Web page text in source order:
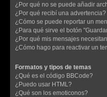
¿Por qué no se puede añadir
¿Por qué recibí una advertencia?
¿Cómo se puede reportar un
¿Para qué sirve el botón
¿Por qué mis mensajes
¿Cómo hago para reactivar un
Formatos y tipos de temas
¿Qué es el código BBCode?
¿Puedo usar HTML?
¿Qué son los emoticonos?